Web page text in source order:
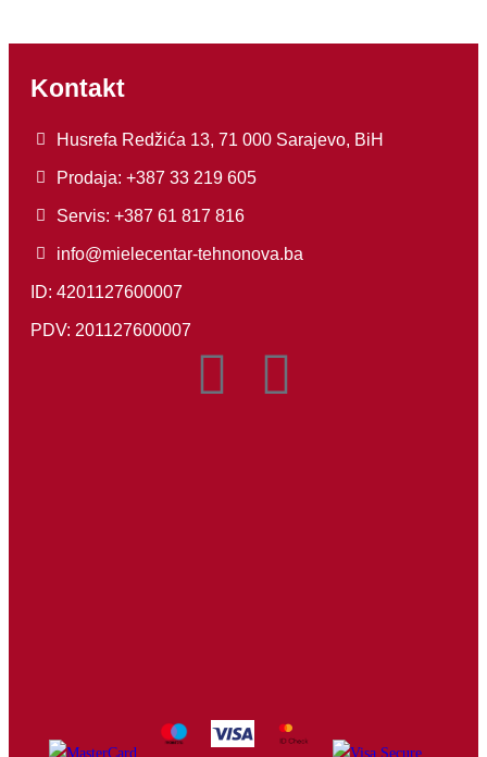
Kontakt
Husrefa Redžića 13, 71 000 Sarajevo, BiH
Prodaja: +387 33 219 605
Servis: +387 61 817 816
info@mielecentar-tehnonova.ba
ID: 4201127600007
PDV: 201127600007